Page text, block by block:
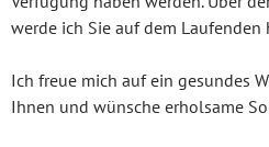
werde ich Sie auf dem Laufenden
Ich freue mich auf ein gesundes
Ihnen und wünsche erholsame